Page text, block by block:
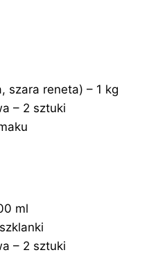
szara reneta) – 1 kg
– 2 sztuki
ml
– 2 sztuki